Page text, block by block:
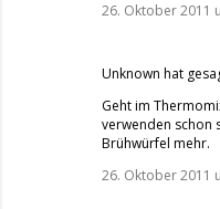
26. Oktober 2011
Unknown hat
Geht im
verwenden schon
Brühwürfel mehr.
26. Oktober 2011